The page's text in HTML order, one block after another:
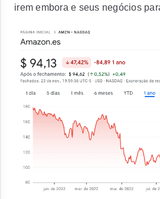
irem embora e seus negócios